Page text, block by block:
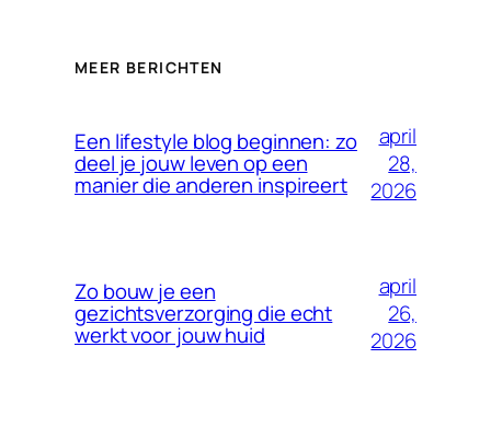
MEER BERICHTEN
Een lifestyle blog beginnen: zo
deel je jouw leven op een
manier die anderen inspireert
april
28,
2026
Zo bouw je een
gezichtsverzorging die echt
werkt voor jouw huid
april
26,
2026